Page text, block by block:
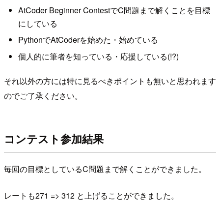
AtCoder Beginner ContestでC問題まで解くことを目標
にしている
PythonでAtCoderを始めた・始めている
個人的に筆者を知っている・応援している(!?)
それ以外の方には特に見るべきポイントも無いと思われます
のでご了承ください。
コンテスト参加結果
毎回の目標としているC問題まで解くことができました。
レートも271 => 312 と上げることができました。